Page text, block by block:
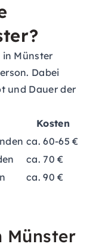
Münster
Dabei
und Dauer der
Kosten
ca. 60-65 €
ca. 70 €
ca. 90 €
Münster